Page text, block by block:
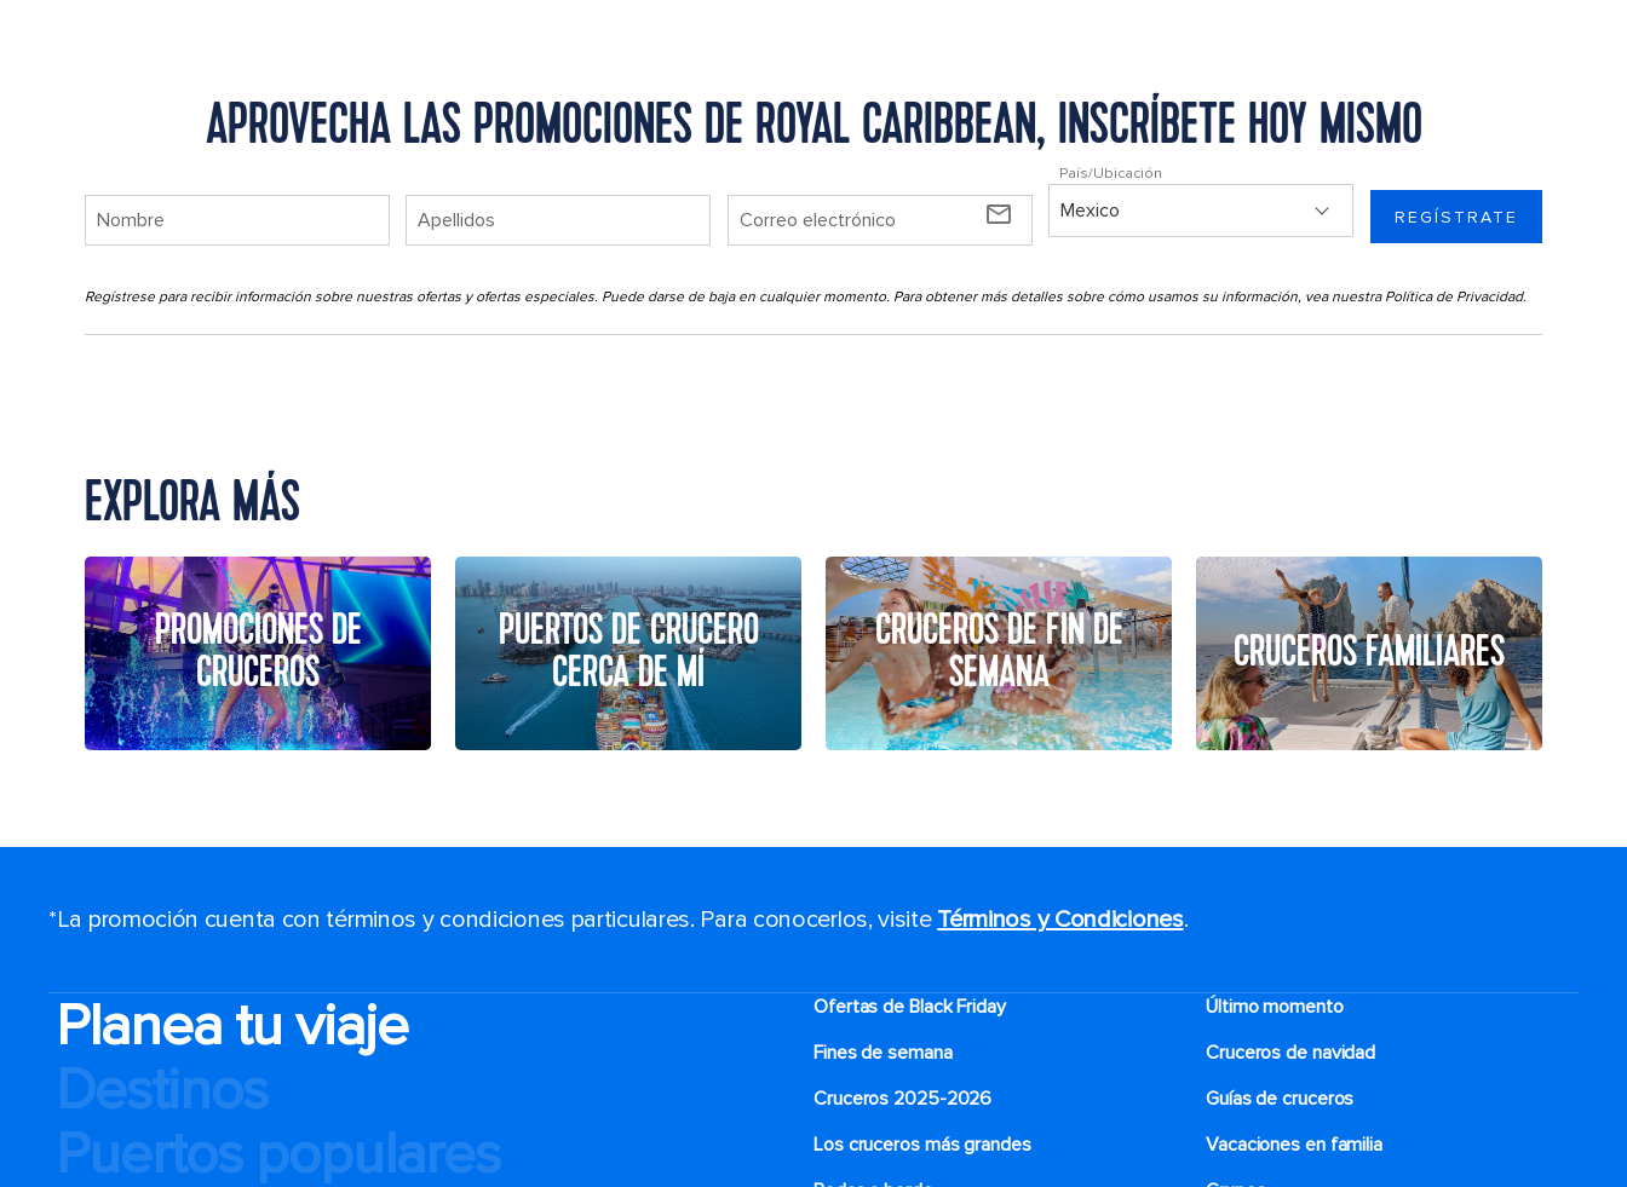
APROVECHA LAS PROMOCIONES DE ROYAL CARIBBEAN, INSCRÍBETE HOY MISMO
mail_outline
País/Ubicación
REGÍSTRATE
Regístrese para recibir información sobre nuestras ofertas y ofertas especiales. Puede darse de baja en cualquier momento. Para obtener más detalles sobre cómo usamos su información, vea nuestra Política de Privacidad.
EXPLORA MÁS
PROMOCIONES DE
CRUCEROS
PUERTOS DE CRUCERO
CERCA DE MÍ
CRUCEROS DE FIN DE
SEMANA
CRUCEROS FAMILIARES
*La promoción cuenta con términos y condiciones particulares. Para conocerlos, visite Términos y Condiciones.
Planea tu viaje
Destinos
Puertos populares
Ofertas de Black Friday
Último momento
Fines de semana
Cruceros de navidad
Cruceros 2025-2026
Guías de cruceros
Los cruceros más grandes
Vacaciones en familia